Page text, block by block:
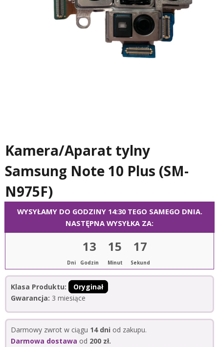
Kamera/Aparat tylny
Samsung Note 10 Plus (SM-
N975F)
WYSYŁAMY DO GODZINY 14:30 TEGO SAMEGO DNIA.
NASTĘPNA WYSYŁKA ZA:
Dni
13
Godzin
15
Minut
17
Sekund
Klasa Produktu:
Oryginał
Gwarancja: 3 miesiące
Darmowy zwrot w ciągu 14 dni od zakupu.
Darmowa dostawa od 200 zł.